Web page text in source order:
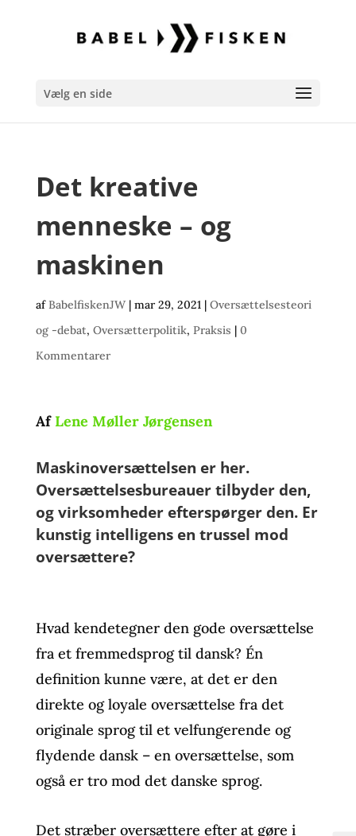
Vælg en side
Det kreative
menneske – og
maskinen
afBabelfiskenJW| mar 29, 2021| Oversættelsesteori
og -debat, Oversætterpolitik, Praksis | 0
Kommentarer
Af Lene Møller Jørgensen
Maskinoversættelsen er her.
Oversættelsesbureauer tilbyder den,
og virksomheder efterspørger den. Er
kunstig intelligens en trussel mod
oversættere?
Hvad kendetegner den gode oversættelse
fra et fremmedsprog til dansk? Én
definition kunne være, at det er den
direkte og loyale oversættelse fra det
originale sprog til et velfungerende og
flydende dansk – en oversættelse, som
også er tro mod det danske sprog.
Det stræber oversættere efter at gøre i